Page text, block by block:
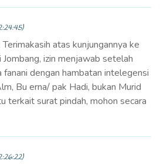
atas kunjungannya ke
izin menjawab setelah
fanani dengan hambatan intelegensi
Bu erna/ pak Hadi, bukan Murid
terkait surat pindah, mohon secara